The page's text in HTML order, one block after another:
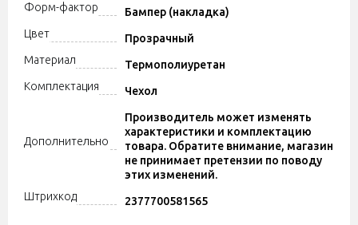
Форм-фактор
Бампер (накладка)
Цвет
Прозрачный
Материал
Термополиуретан
Комплектация
Чехол
Дополнительно
Производитель может изменять
характеристики и комплектацию
товара. Обратите внимание, магазин
не принимает претензии по поводу
этих изменений.
Штрихкод
2377700581565